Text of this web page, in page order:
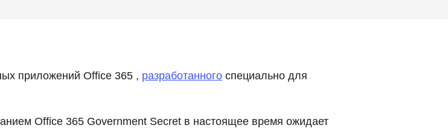
приложений Office 365 , разработанного специально для
Office 365 Government Secret в настоящее время ожидает